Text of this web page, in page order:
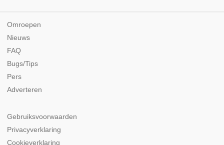
Omroepen
Nieuws
FAQ
Bugs/Tips
Pers
Adverteren
Gebruiksvoorwaarden
Privacyverklaring
Cookieverklaring